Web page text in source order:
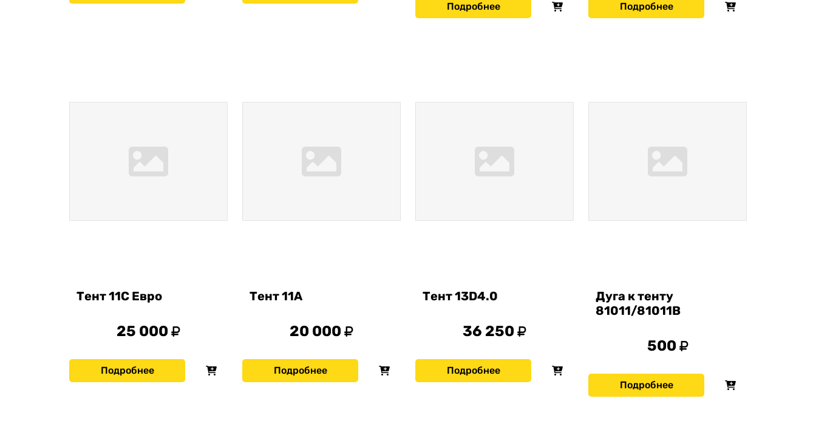
Подробнее Подробнее
Тент 11С Евро
25 000
Подробнее
Тент 11А
20 000
Подробнее
Тент 13D4.0
36 250
Подробнее
Дуга к тенту
81011/81011В
500
Подробнее